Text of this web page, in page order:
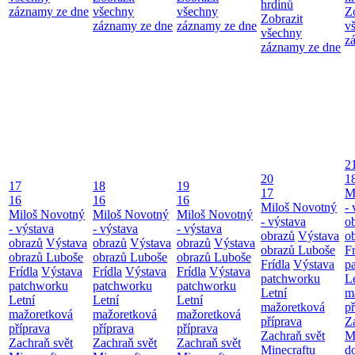
záznamy ze dne všechny
záznamy ze dne
všechny
záznamy ze dne
hrdinů
Zobrazit
všechny
záznamy ze dne
17
16
Miloš Novotný
- výstava
obrazů Výstava
obrazů Luboše
Frídla Výstava
patchworku
Letní
mažoretková
příprava
Zachraň svět
18
16
Miloš Novotný
- výstava
obrazů Výstava
obrazů Luboše
Frídla Výstava
patchworku
Letní
mažoretková
příprava
Zachraň svět
19
16
Miloš Novotný
- výstava
obrazů Výstava
obrazů Luboše
Frídla Výstava
patchworku
Letní
mažoretková
příprava
Zachraň svět
20
17
Miloš Novotný
- výstava
obrazů Výstava
obrazů Luboše
Frídla Výstava
patchworku
Letní
mažoretková
příprava
Zachraň svět
Minecraftu
-